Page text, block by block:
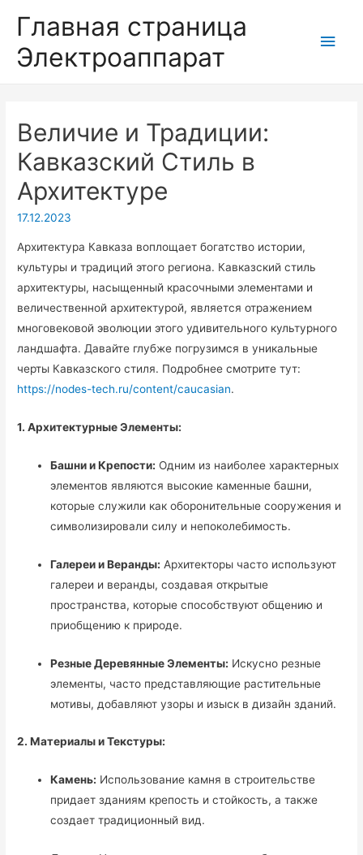
Главная страница
Электроаппарат
Величие и Традиции:
Кавказский Стиль в
Архитектуре
17.12.2023
Архитектура Кавказа воплощает богатство истории,
культуры и традиций этого региона. Кавказский стиль
архитектуры, насыщенный красочными элементами и
величественной архитектурой, является отражением
многовековой эволюции этого удивительного культурного
ландшафта. Давайте глубже погрузимся в уникальные
черты Кавказского стиля. Подробнее смотрите тут:
https://nodes-tech.ru/content/caucasian.
1. Архитектурные Элементы:
Башни и Крепости: Одним из наиболее характерных
элементов являются высокие каменные башни,
которые служили как оборонительные сооружения и
символизировали силу и непоколебимость.
Галереи и Веранды: Архитекторы часто используют
галереи и веранды, создавая открытые
пространства, которые способствуют общению и
приобщению к природе.
Резные Деревянные Элементы: Искусно резные
элементы, часто представляющие растительные
мотивы, добавляют узоры и изыск в дизайн зданий.
2. Материалы и Текстуры:
Камень: Использование камня в строительстве
придает зданиям крепость и стойкость, а также
создает традиционный вид.